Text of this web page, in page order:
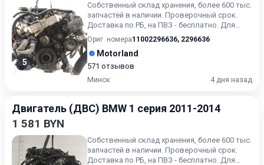
5
Собственный склад хранения, более 600 тыс.
запчастей в наличии. Проверочный срок.
Доставка по РБ, на ПВЗ - бесплатно. Для
получения актуальн...
Ориг. номера11002296636, 2296636
Motorland
571 отзывов
Минск
4 дня назад
Двигатель (ДВС) BMW 1 серия 2011-2014
1 581 BYN
Собственный склад хранения, более 600 тыс.
запчастей в наличии. Проверочный срок.
Доставка по РБ, на ПВЗ - бесплатно. Для